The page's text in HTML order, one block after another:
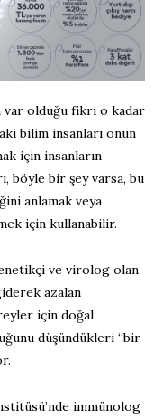
var olduğu fikri o kadar
bilim insanları onun
için insanların
böyle bir şey varsa, bu
anlamak veya
için kullanabilir.
ve virolog olan
azalan
için doğal
düşündükleri “bir
immünolog